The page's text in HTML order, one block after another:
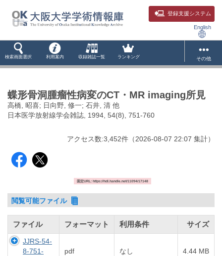
登録支援システム
English
検索画面選択 利用案内 収録雑誌一覧 ランキング その他
蝶形骨洞腫瘤性病変のCT・MR imaging所見
高橋, 昭喜; 日向野, 修一; 石井, 清 他
日本医学放射線学会雑誌, 1994, 54(8), 751-760
アクセス数:3,452件 （2026-08-07 22:07 集計）
固定URL: https://hdl.handle.net/11094/17148
閲覧可能ファイル
ファイル フォーマット 利用条件 サイズ
JJRS-54-
8-751-
pdf なし 4.44 MB